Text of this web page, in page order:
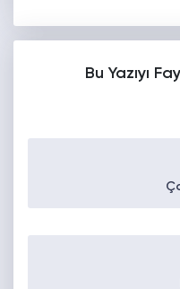
Bu Yazıyı